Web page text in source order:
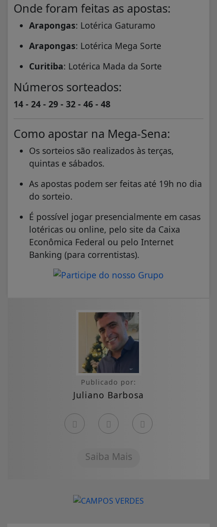
Onde foram feitas as apostas:
Arapongas: Lotérica Gaturamo
Arapongas: Lotérica Mega Sorte
Curitiba: Lotérica Mada da Sorte
Números sorteados:
14 - 24 - 29 - 32 - 46 - 48
Como apostar na Mega-Sena:
Os sorteios são realizados às terças,
quintas e sábados.
As apostas podem ser feitas até 19h no dia
do sorteio.
É possível jogar presencialmente em casas
lotéricas ou online, pelo site da Caixa
Econômica Federal ou pelo Internet
Banking (para correntistas).
Publicado por:
Juliano Barbosa
Saiba Mais